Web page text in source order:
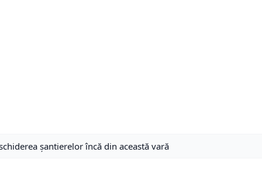
șantierelor încă din această vară